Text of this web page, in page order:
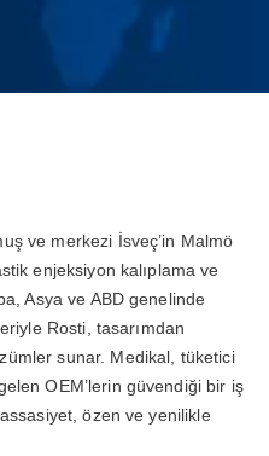
ve merkezi İsveç’in Malmö
enjeksiyon kalıplama ve
Asya ve ABD genelinde
Rosti, tasarımdan
sunar. Medikal, tüketici
OEM’lerin güvendiği bir iş
özen ve yenilikle